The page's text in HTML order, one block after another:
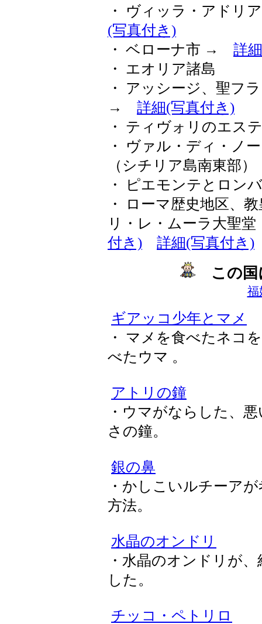
・ ヴィッラ・アド
(写真付き)
・ ベローナ市 → 詳
・ エオリア諸島
・ アッシージ、聖フ
→ 詳細(写真付き)
・ ティヴォリのエス
・ ヴァル・ディ・ノ
（シチリア島南東部）
・ ピエモンテとロン
・ ローマ歴史地区、
リ・レ・ムーラ大
付き)
詳細(写真付き)
この国
福
ギアッコ少年とマメ
・ マメを食べたネコ
べたウマ 。
アトリの鐘
・ウマがならした、
さの鐘。
銀の鼻
・かしこいルチーア
方法。
水晶のオンドリ
・水晶のオンドリが
した。
チッコ・ペトリロ